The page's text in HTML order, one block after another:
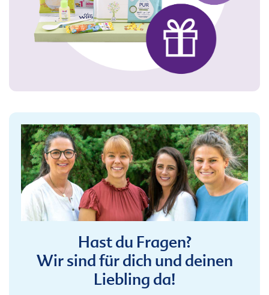
Hast du Fragen?
Wir sind für dich und deinen
Liebling da!